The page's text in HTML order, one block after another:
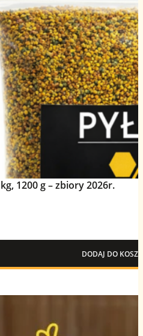
1200 g – zbiory 2026r.
DODAJ DO